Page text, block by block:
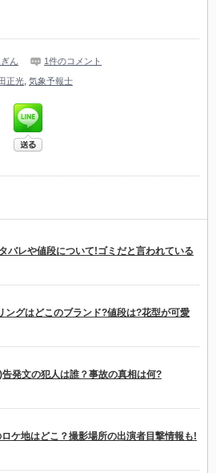
ん 1件のコメント
正光 気象予報士
バレや値段について!ゴミだと言われている
ングはどこのブランド?値段は?花型が可愛
告発文の犯人は誰？事故の真相は何?
ケ地はどこ？撮影場所の出演者目撃情報も!